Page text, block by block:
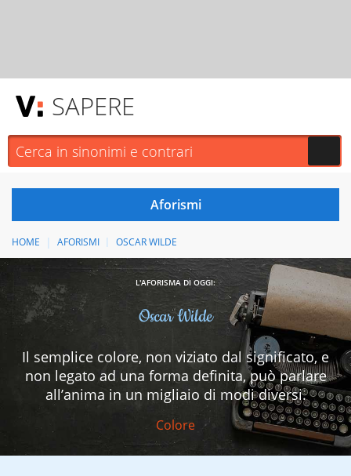
SAPERE
HOME AFORISMI OSCAR WILDE
L'AFORISMA DI OGGI:
Oscar Wilde
Il semplice colore, non viziato dal significato, e
non legato ad una forma definita, può parlare
all’anima in un migliaio di modi diversi.
Colore